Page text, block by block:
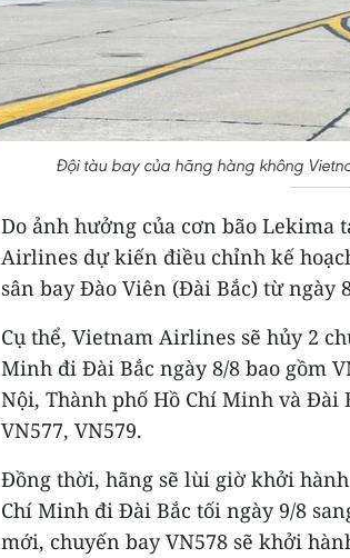
Đội tàu bay của hãng hàng không
Do ảnh hưởng của cơn bão Lekima
Airlines dự kiến điều chỉnh kế
sân bay Đào Viên (Đài Bắc) từ ngày
Cụ thể, Vietnam Airlines sẽ hủy 2
Minh đi Đài Bắc ngày 8/8 bao gồm
Nội, Thành phố Hồ Chí Minh và Đài
VN577, VN579.
Đồng thời, hãng sẽ lùi giờ khởi
Chí Minh đi Đài Bắc tối ngày 9/8
mới, chuyến bay VN578 sẽ khởi